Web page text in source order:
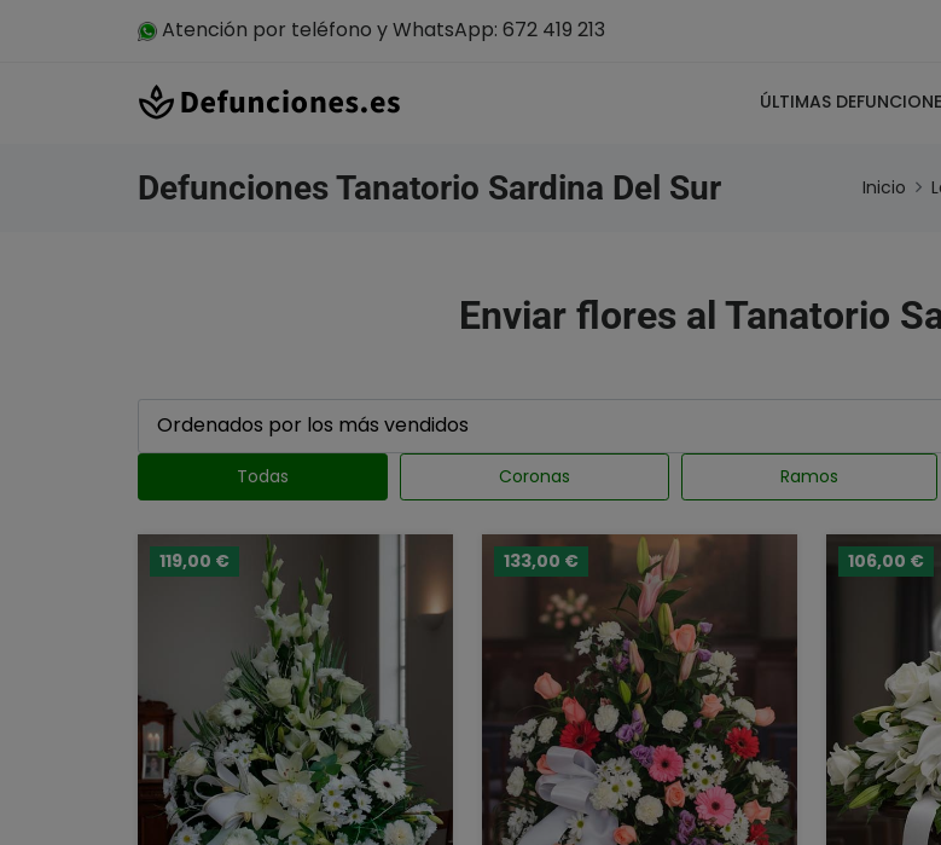
Atención por teléfono y WhatsApp: 672 419 213
ÚLTIMAS
Defunciones Tanatorio Sardina Del Sur Inicio
Enviar flores al Tanatorio
Todas Coronas Ramos
119,00 € 133,00 € 106,00 €